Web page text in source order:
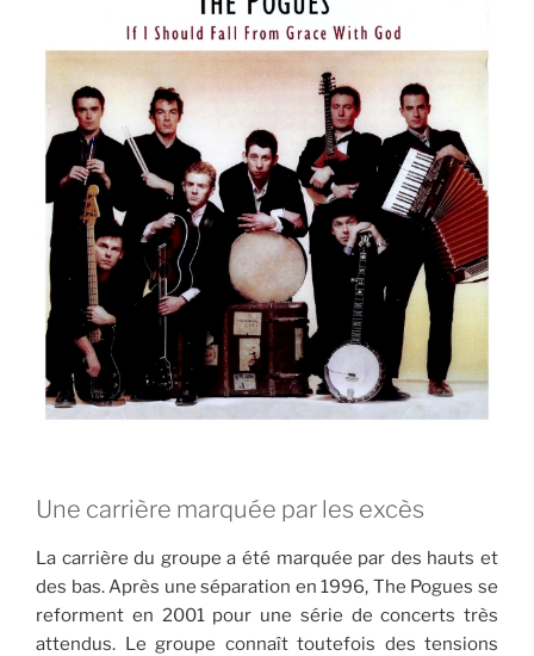
Une carrière marquée par les excès
La carrière du groupe a été marquée par des hauts et
des bas. Après une séparation en 1996, The Pogues se
reforment en 2001 pour une série de concerts très
attendus. Le groupe connaît toutefois des tensions